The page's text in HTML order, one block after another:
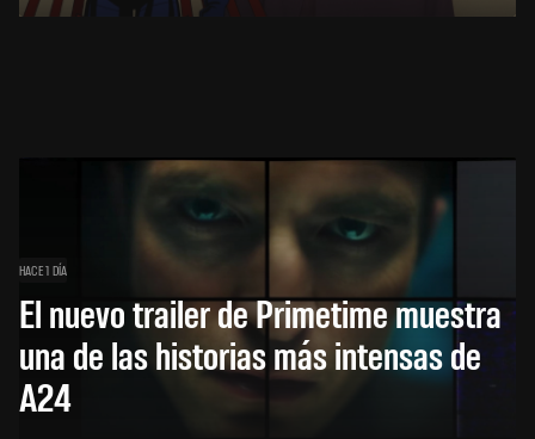
HACE 1 DÍA
El nuevo trailer de Primetime muestra
una de las historias más intensas de
A24